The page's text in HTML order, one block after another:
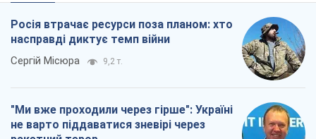
Росія втрачає ресурси поза планом: хто
насправді диктує темп війни
Сергій Місюра 9,2 т.
"Ми вже проходили через гірше": Україні
не варто піддаватися зневірі через